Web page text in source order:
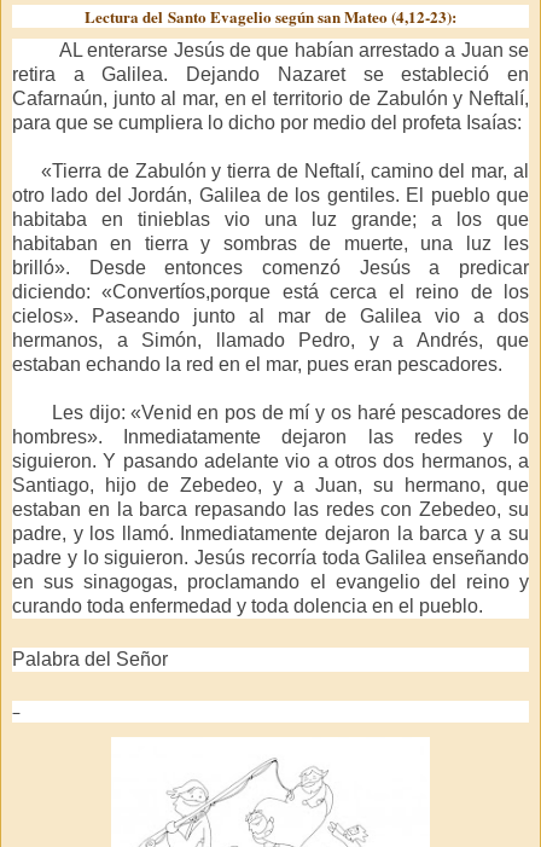
Lectura del Santo Evagelio según san Mateo (4,12-23):
AL enterarse Jesús de que habían arrestado a Juan se
retira a Galilea. Dejando Nazaret se estableció en
Cafarnaún, junto al mar, en el territorio de Zabulón y Neftalí,
para que se cumpliera lo dicho por medio del profeta Isaías:
«Tierra de Zabulón y tierra de Neftalí, camino del mar, al
otro lado del Jordán, Galilea de los gentiles. El pueblo que
habitaba en tinieblas vio una luz grande; a los que
habitaban en tierra y sombras de muerte, una luz les
brilló». Desde entonces comenzó Jesús a predicar
diciendo: «Convertíos,porque está cerca el reino de los
cielos». Paseando junto al mar de Galilea vio a dos
hermanos, a Simón, llamado Pedro, y a Andrés, que
estaban echando la red en el mar, pues eran pescadores.
Les dijo: «Venid en pos de mí y os haré pescadores de
hombres». Inmediatamente dejaron las redes y lo
siguieron. Y pasando adelante vio a otros dos hermanos, a
Santiago, hijo de Zebedeo, y a Juan, su hermano, que
estaban en la barca repasando las redes con Zebedeo, su
padre, y los llamó. Inmediatamente dejaron la barca y a su
padre y lo siguieron. Jesús recorría toda Galilea enseñando
en sus sinagogas, proclamando el evangelio del reino y
curando toda enfermedad y toda dolencia en el pueblo.
Palabra del Señor
–